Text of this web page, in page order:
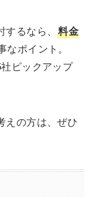
するなら、料金
なポイント。
ピックアップ
えの方は、ぜひ